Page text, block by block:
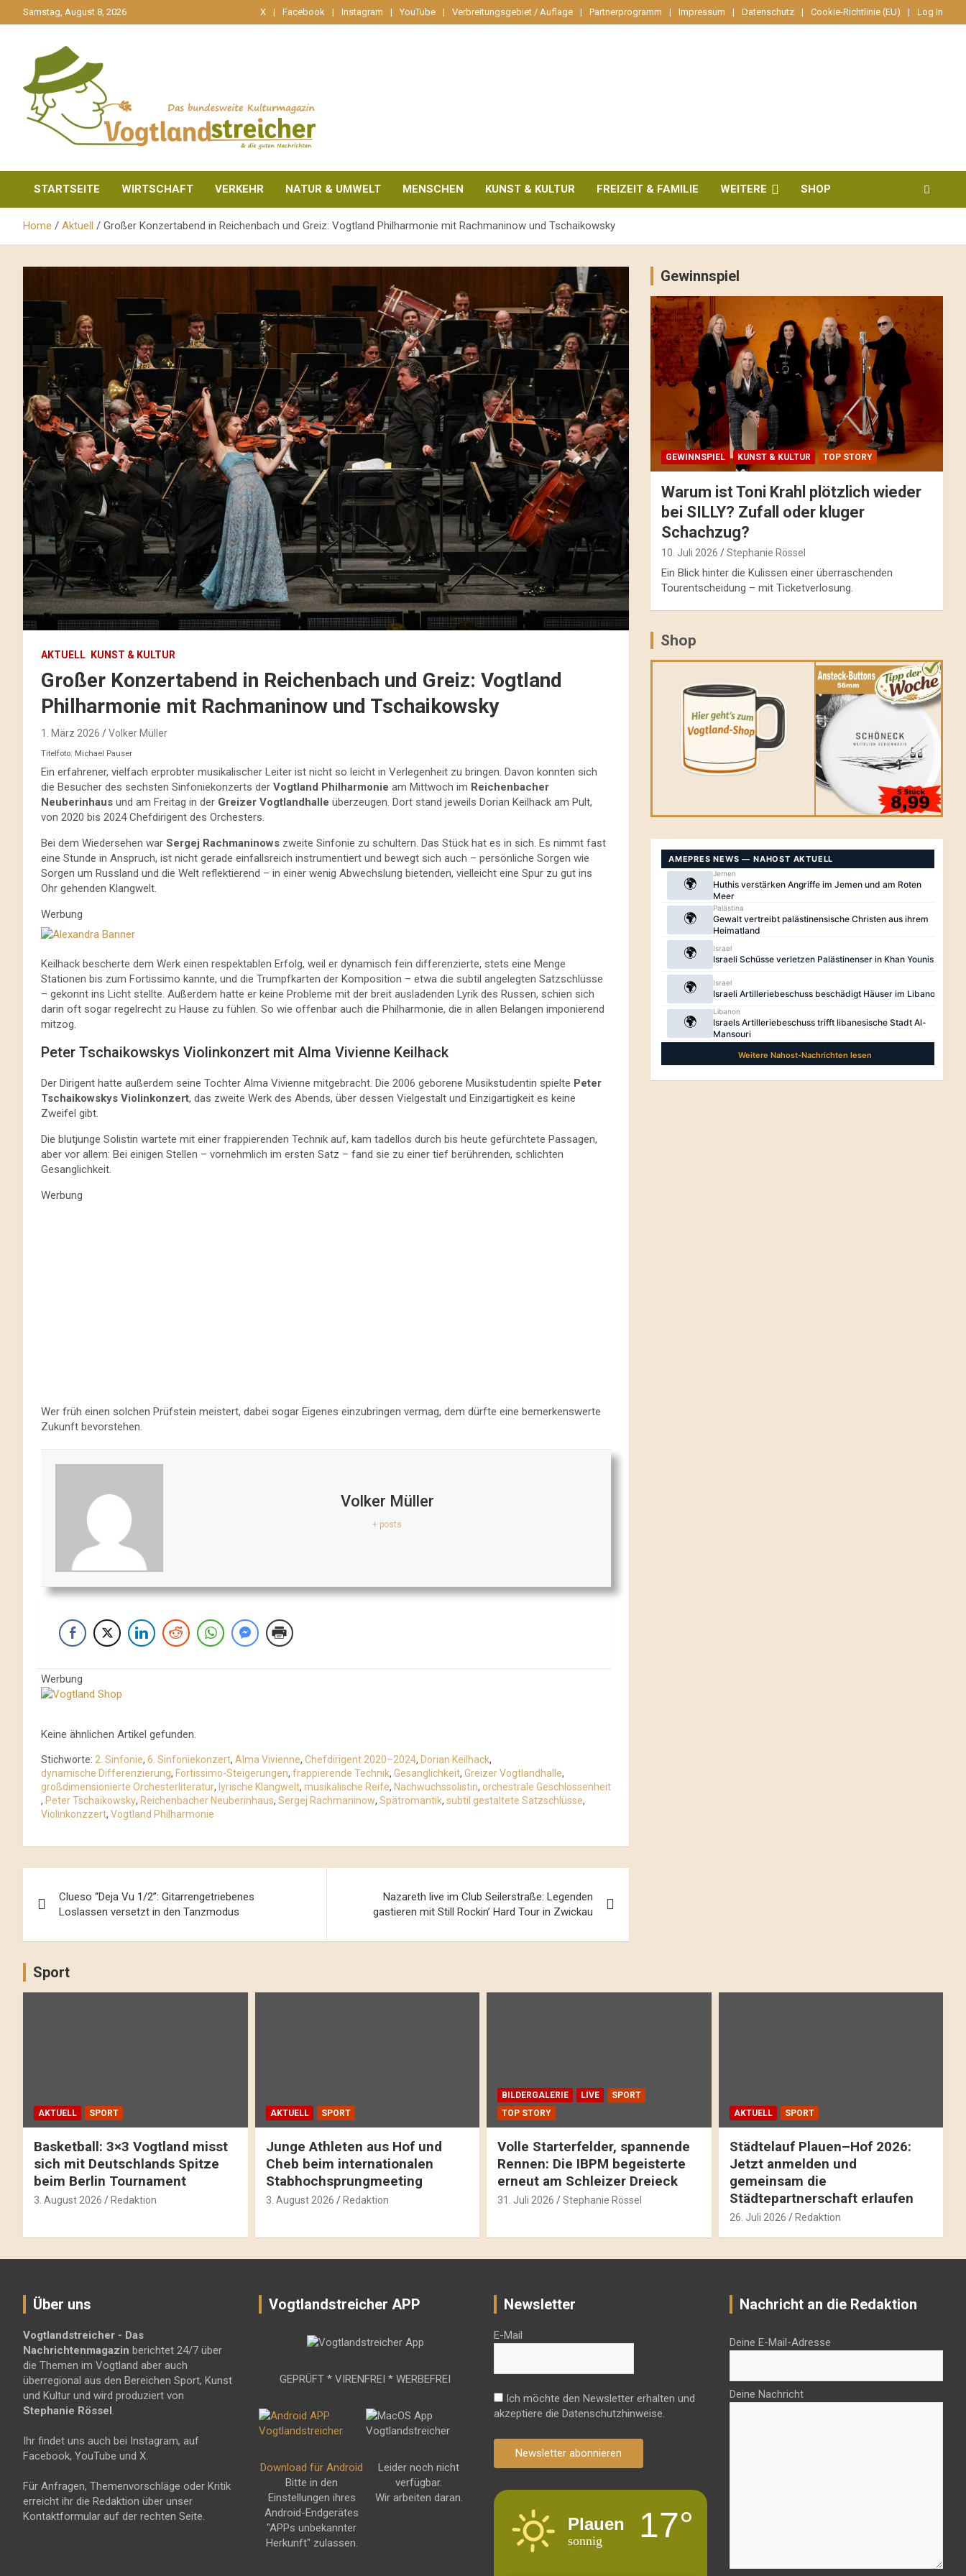
zum
Samstag, August 8, 2026 X Facebook Instagram YouTube Verbreitungsgebiet / Auflage Partnerprogramm Impressum Datenschutz Cookie-Richtlinie (EU) Log In
Vogtlandstreicher
STARTSEITE WIRTSCHAFT VERKEHR NATUR & UMWELT MENSCHEN KUNST & KULTUR FREIZEIT & FAMILIE WEITERE SHOP
Home Aktuell Großer Konzertabend in Reichenbach und Greiz: Vogtland Philharmonie mit Rachmaninow und Tschaikowsky
AKTUELL KUNST & KULTUR
Großer Konzertabend in Reichenbach und Greiz: Vogtland
Philharmonie mit Rachmaninow und Tschaikowsky
1. März 2026 Volker Müller
Titelfoto: Michael Pauser
Ein erfahrener, vielfach erprobter musikalischer Leiter ist nicht so leicht in Verlegenheit zu bringen. Davon konnten sich
die Besucher des sechsten Sinfoniekonzerts der Vogtland Philharmonie am Mittwoch im Reichenbacher
Neuberinhaus und am Freitag in der Greizer Vogtlandhalle überzeugen. Dort stand jeweils Dorian Keilhack am Pult,
von 2020 bis 2024 Chefdirigent des Orchesters.
Bei dem Wiedersehen war Sergej Rachmaninows zweite Sinfonie zu schultern. Das Stück hat es in sich. Es nimmt fast
eine Stunde in Anspruch, ist nicht gerade einfallsreich instrumentiert und bewegt sich auch – persönliche Sorgen wie
Sorgen um Russland und die Welt reflektierend – in einer wenig Abwechslung bietenden, vielleicht eine Spur zu gut ins
Ohr gehenden Klangwelt.
Werbung
Keilhack bescherte dem Werk einen respektablen Erfolg, weil er dynamisch fein differenzierte, stets eine Menge
Stationen bis zum Fortissimo kannte, und die Trumpfkarten der Komposition – etwa die subtil angelegten Satzschlüsse
– gekonnt ins Licht stellte. Außerdem hatte er keine Probleme mit der breit ausladenden Lyrik des Russen, schien sich
darin oft sogar regelrecht zu Hause zu fühlen. So wie offenbar auch die Philharmonie, die in allen Belangen imponierend
mitzog.
Peter Tschaikowskys Violinkonzert mit Alma Vivienne Keilhack
Der Dirigent hatte außerdem seine Tochter Alma Vivienne mitgebracht. Die 2006 geborene Musikstudentin spielte Peter
Tschaikowskys Violinkonzert, das zweite Werk des Abends, über dessen Vielgestalt und Einzigartigkeit es keine
Zweifel gibt.
Die blutjunge Solistin wartete mit einer frappierenden Technik auf, kam tadellos durch bis heute gefürchtete Passagen,
aber vor allem: Bei einigen Stellen – vornehmlich im ersten Satz – fand sie zu einer tief berührenden, schlichten
Gesanglichkeit.
Werbung
Wer früh einen solchen Prüfstein meistert, dabei sogar Eigenes einzubringen vermag, dem dürfte eine bemerkenswerte
Zukunft bevorstehen.
Volker Müller
+ posts
Werbung
Keine ähnlichen Artikel gefunden.
Stichworte: 2. Sinfonie, 6. Sinfoniekonzert, Alma Vivienne, Chefdirigent 2020–2024, Dorian Keilhack,
dynamische Differenzierung, Fortissimo-Steigerungen, frappierende Technik, Gesanglichkeit, Greizer Vogtlandhalle,
großdimensionierte Orchesterliteratur, lyrische Klangwelt, musikalische Reife, Nachwuchssolistin, orchestrale Geschlossenheit
, Peter Tschaikowsky, Reichenbacher Neuberinhaus, Sergej Rachmaninow, Spätromantik, subtil gestaltete Satzschlüsse,
Violinkonzzert, Vogtland Philharmonie
Navigation
Clueso “Deja Vu 1/2”: Gitarrengetriebenes
Loslassen versetzt in den Tanzmodus
Nazareth live im Club Seilerstraße: Legenden
gastieren mit Still Rockin’ Hard Tour in Zwickau
Gewinnspiel
GEWINNSPIEL KUNST & KULTUR TOP STORY
Warum ist Toni Krahl plötzlich wieder
bei SILLY? Zufall oder kluger
Schachzug?
10. Juli 2026 Stephanie Rössel
Ein Blick hinter die Kulissen einer überraschenden
Tourentscheidung – mit Ticketverlosung.
Shop
Sport
AKTUELL SPORT
Basketball: 3×3 Vogtland misst
sich mit Deutschlands Spitze
beim Berlin Tournament
3. August 2026 Redaktion
AKTUELL SPORT
Junge Athleten aus Hof und
Cheb beim internationalen
Stabhochsprungmeeting
3. August 2026 Redaktion
BILDERGALERIE LIVE
SPORT
TOP STORY
Volle Starterfelder, spannende
Rennen: Die IBPM begeisterte
erneut am Schleizer Dreieck
31. Juli 2026 Stephanie Rössel
AKTUELL SPORT
Städtelauf Plauen–Hof 2026:
Jetzt anmelden und
gemeinsam die
Städtepartnerschaft erlaufen
26. Juli 2026 Redaktion
Über uns
Vogtlandstreicher - Das
Nachrichtenmagazin berichtet 24/7 über
die Themen im Vogtland aber auch
überregional aus den Bereichen Sport, Kunst
und Kultur und wird produziert von
Stephanie Rössel
Ihr findet uns auch bei Instagram, auf
Facebook, YouTube und X.
Für Anfragen, Themenvorschläge oder Kritik
erreicht ihr die Redaktion über unser
Kontaktformular auf der rechten Seite.
Vogtlandstreicher APP
GEPRÜFT * VIRENFREI * WERBEFREI
Download für Android
Bitte in den
Einstellungen ihres
Android-Endgerätes
"APPs unbekannter
Herkunft" zulassen.
Leider noch nicht
verfügbar.
Wir arbeiten daran.
Newsletter
E-Mail
Ich möchte den Newsletter erhalten und
akzeptiere die Datenschutzhinweise.
Newsletter abonnieren
Plauen
sonnig 17°
Nachricht an die Redaktion
Deine E-Mail-Adresse
Deine Nachricht